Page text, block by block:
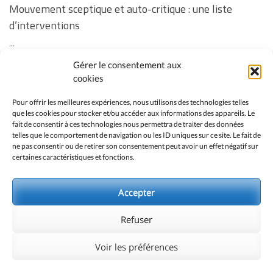
Gérer le consentement aux
cookies
Pour offrir les meilleures expériences, nous utilisons des technologies telles
que les cookies pour stocker et/ou accéder aux informations des appareils. Le
fait de consentir à ces technologies nous permettra de traiter des données
telles que le comportement de navigation ou les ID uniques sur ce site. Le fait de
ne pas consentir ou de retirer son consentement peut avoir un effet négatif sur
certaines caractéristiques et fonctions.
Accepter
Refuser
Voir les préférences
Mouvement sceptique et auto-critique : une liste
d’interventions
...
Revoir la soirée « Vos questions sur la vaccination des
certaines questions
...
No event found!